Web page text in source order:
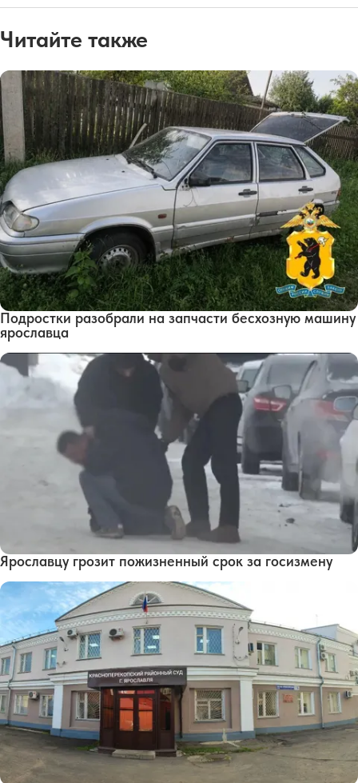
Читайте также
Подростки разобрали на запчасти бесхозную машину
ярославца
Ярославцу грозит пожизненный срок за госизмену